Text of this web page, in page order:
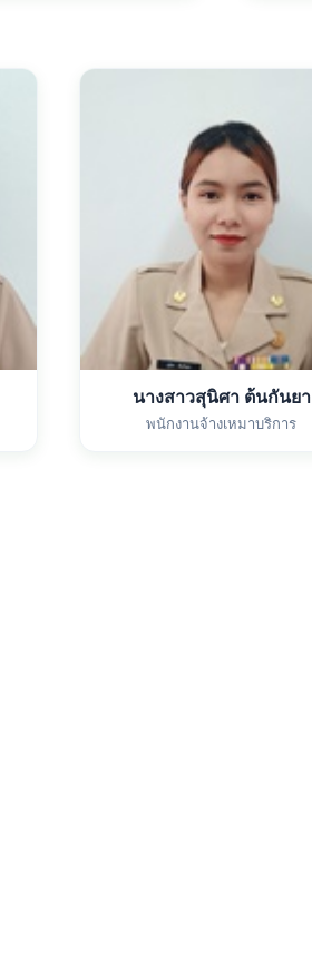
นางสาวสุนิศา ต้นกันยา
พนักงานจ้างเหมาบริการ